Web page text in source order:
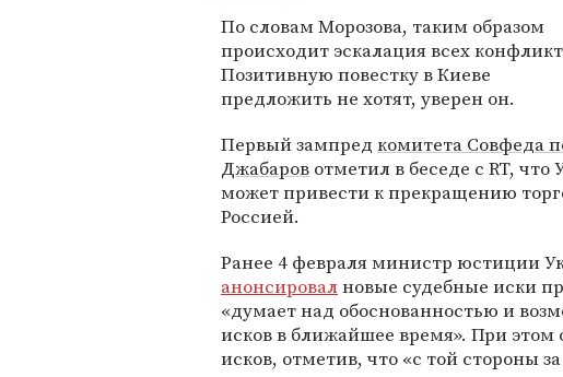
По словам Морозова, таким образом
происходит эскалация всех
Позитивную повестку в Киеве
предложить не хотят, уверен он.
Первый зампред комитета Совфеда
Джабаров отметил в беседе с RT,
может привести к прекращению
Россией.
Ранее 4 февраля министр юстиции
анонсировалновые судебные иски
«думает над обоснованностью и
исков в ближайшее время». При этом
исков, отметив, что «с той стороны